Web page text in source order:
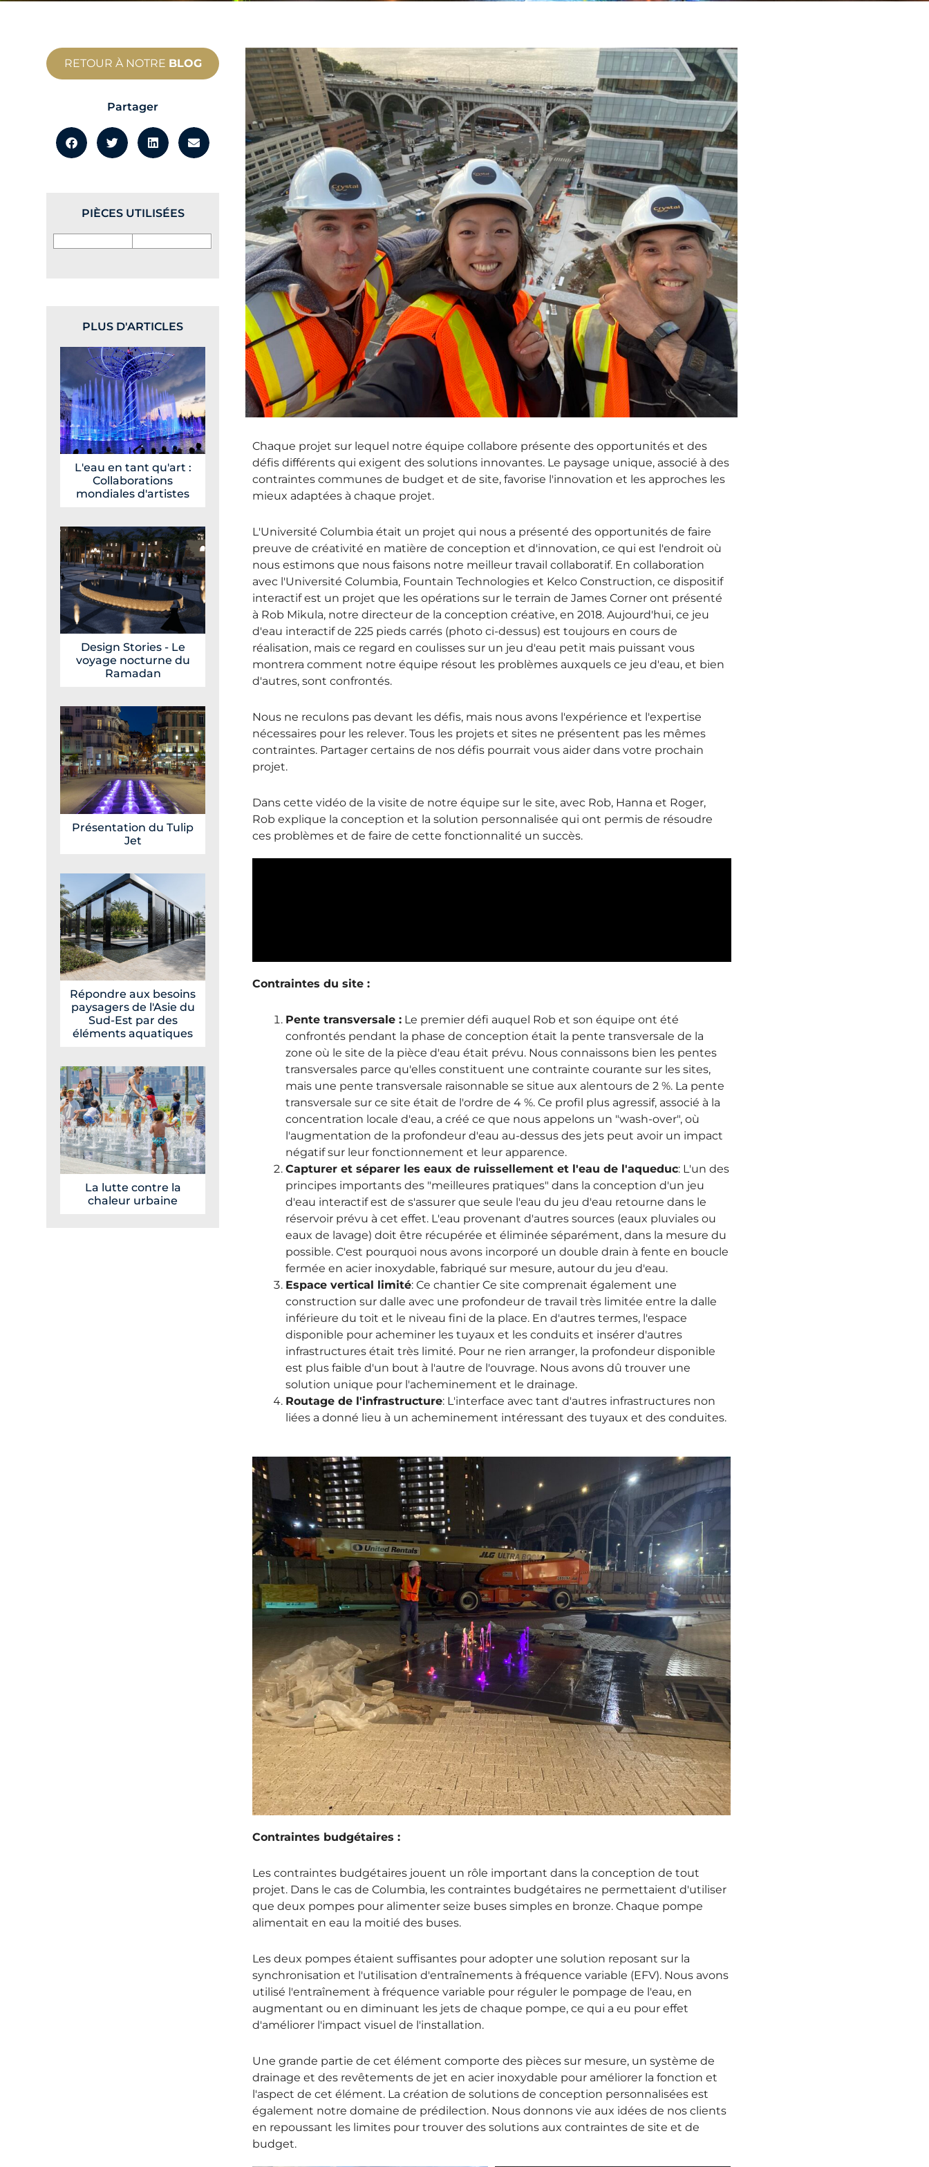
RETOUR À NOTRE BLOG
Partager
PIÈCES UTILISÉES
PLUS D'ARTICLES
L'eau en tant qu'art :
Collaborations
mondiales d'artistes
Design Stories - Le
voyage nocturne du
Ramadan
Présentation du Tulip
Jet
Répondre aux besoins
paysagers de l'Asie du
Sud-Est par des
éléments aquatiques
La lutte contre la
chaleur urbaine
Chaque projet sur lequel notre équipe collabore présente des opportunités et des
défis différents qui exigent des solutions innovantes. Le paysage unique, associé à des
contraintes communes de budget et de site, favorise l'innovation et les approches les
mieux adaptées à chaque projet.
L'Université Columbia était un projet qui nous a présenté des opportunités de faire
preuve de créativité en matière de conception et d'innovation, ce qui est l'endroit où
nous estimons que nous faisons notre meilleur travail collaboratif. En collaboration
avec l'Université Columbia, Fountain Technologies et Kelco Construction, ce dispositif
interactif est un projet que les opérations sur le terrain de James Corner ont présenté
à Rob Mikula, notre directeur de la conception créative, en 2018. Aujourd'hui, ce jeu
d'eau interactif de 225 pieds carrés (photo ci-dessus) est toujours en cours de
réalisation, mais ce regard en coulisses sur un jeu d'eau petit mais puissant vous
montrera comment notre équipe résout les problèmes auxquels ce jeu d'eau, et bien
d'autres, sont confrontés.
Nous ne reculons pas devant les défis, mais nous avons l'expérience et l'expertise
nécessaires pour les relever. Tous les projets et sites ne présentent pas les mêmes
contraintes. Partager certains de nos défis pourrait vous aider dans votre prochain
projet.
Dans cette vidéo de la visite de notre équipe sur le site, avec Rob, Hanna et Roger,
Rob explique la conception et la solution personnalisée qui ont permis de résoudre
ces problèmes et de faire de cette fonctionnalité un succès.
Contraintes du site :
Pente transversale :Le premier défi auquel Rob et son équipe ont été
confrontés pendant la phase de conception était la pente transversale de la
zone où le site de la pièce d'eau était prévu. Nous connaissons bien les pentes
transversales parce qu'elles constituent une contrainte courante sur les sites,
mais une pente transversale raisonnable se situe aux alentours de 2 %. La pente
transversale sur ce site était de l'ordre de 4 %. Ce profil plus agressif, associé à la
concentration locale d'eau, a créé ce que nous appelons un "wash-over", où
l'augmentation de la profondeur d'eau au-dessus des jets peut avoir un impact
négatif sur leur fonctionnement et leur apparence.
Capturer et séparer les eaux de ruissellement et l'eau de l'aqueduc: L'un des
principes importants des "meilleures pratiques" dans la conception d'un jeu
d'eau interactif est de s'assurer que seule l'eau du jeu d'eau retourne dans le
réservoir prévu à cet effet. L'eau provenant d'autres sources (eaux pluviales ou
eaux de lavage) doit être récupérée et éliminée séparément, dans la mesure du
possible. C'est pourquoi nous avons incorporé un double drain à fente en boucle
fermée en acier inoxydable, fabriqué sur mesure, autour du jeu d'eau.
Espace vertical limité:Ce chantier Ce site comprenait également une
construction sur dalle avec une profondeur de travail très limitée entre la dalle
inférieure du toit et le niveau fini de la place. En d'autres termes, l'espace
disponible pour acheminer les tuyaux et les conduits et insérer d'autres
infrastructures était très limité. Pour ne rien arranger, la profondeur disponible
est plus faible d'un bout à l'autre de l'ouvrage. Nous avons dû trouver une
solution unique pour l'acheminement et le drainage.
Routage de l'infrastructure: L'interface avec tant d'autres infrastructures non
liées a donné lieu à un acheminement intéressant des tuyaux et des conduites.
Contraintes budgétaires :
Les contraintes budgétaires jouent un rôle important dans la conception de tout
projet. Dans le cas de Columbia, les contraintes budgétaires ne permettaient d'utiliser
que deux pompes pour alimenter seize buses simples en bronze. Chaque pompe
alimentait en eau la moitié des buses.
Les deux pompes étaient suffisantes pour adopter une solution reposant sur la
synchronisation et l'utilisation d'entraînements à fréquence variable (EFV). Nous avons
utilisé l'entraînement à fréquence variable pour réguler le pompage de l'eau, en
augmentant ou en diminuant les jets de chaque pompe, ce qui a eu pour effet
d'améliorer l'impact visuel de l'installation.
Une grande partie de cet élément comporte des pièces sur mesure, un système de
drainage et des revêtements de jet en acier inoxydable pour améliorer la fonction et
l'aspect de cet élément. La création de solutions de conception personnalisées est
également notre domaine de prédilection. Nous donnons vie aux idées de nos clients
en repoussant les limites pour trouver des solutions aux contraintes de site et de
budget.